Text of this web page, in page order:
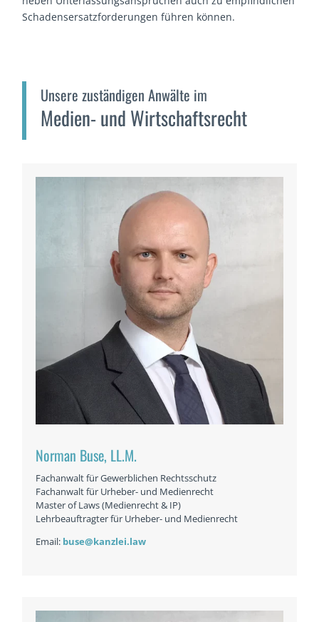
Schadensersatzforderungen führen können.
Unsere zuständigen Anwälte im
Medien- und Wirtschaftsrecht
Norman Buse, LL.M.
Fachanwalt für Gewerblichen Rechtsschutz
Fachanwalt für Urheber- und Medienrecht
Master of Laws (Medienrecht & IP)
Lehrbeauftragter für Urheber- und Medienrecht
Email: buse@kanzlei.law